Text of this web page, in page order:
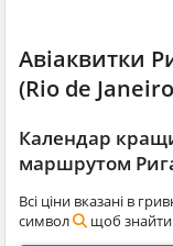
Авіаквитки
(Rio de
Календар
маршрутом
Всі ціни вказані в
символ
щоб знайти